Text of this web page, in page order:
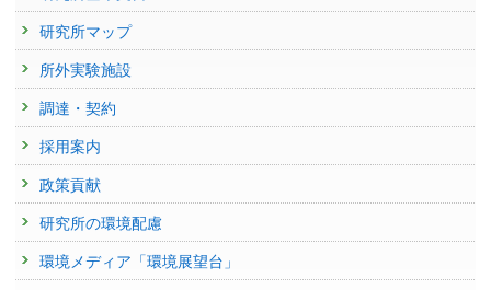
研究所マップ
所外実験施設
調達・契約
採用案内
政策貢献
研究所の環境配慮
環境メディア「環境展望台」